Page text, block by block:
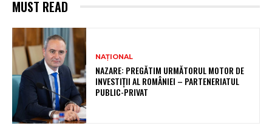
MUST READ
NAȚIONAL
NAZARE: PREGĂTIM URMĂTORUL MOTOR DE
INVESTIȚII AL ROMÂNIEI – PARTENERIATUL
PUBLIC-PRIVAT